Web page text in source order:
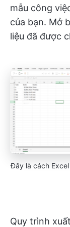
mẫu công
của bạn. Mở
liệu đã được
Đây là cách
Quy trình